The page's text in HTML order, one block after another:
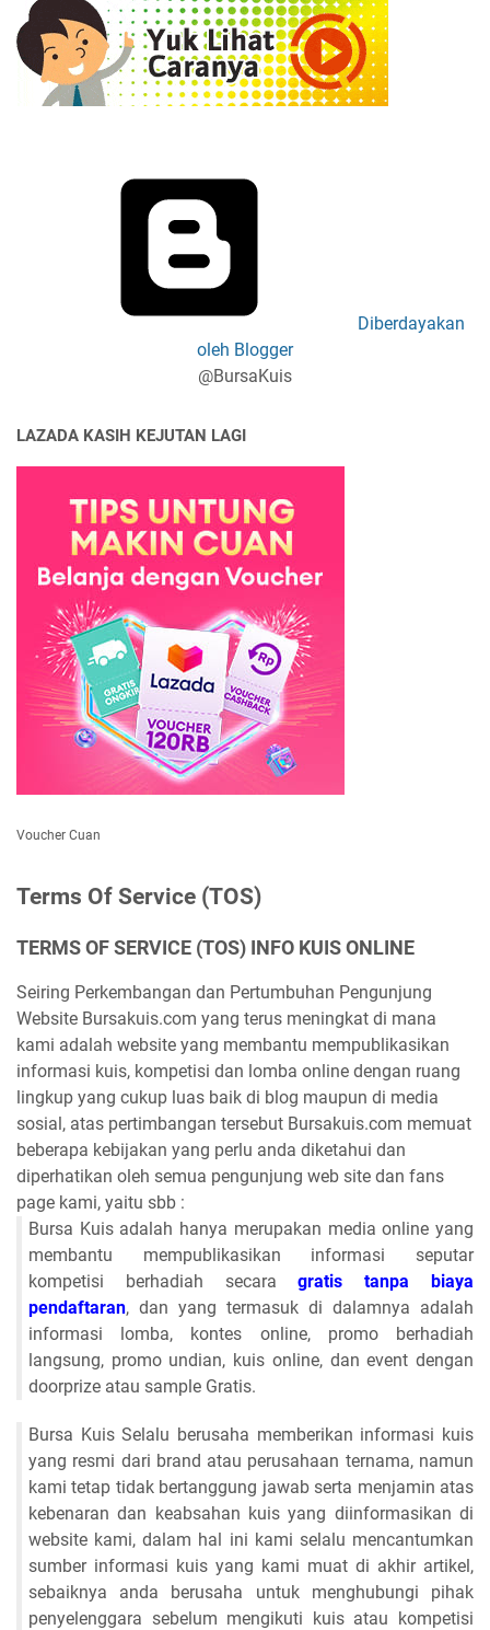
Diberdayakan
oleh Blogger
@BursaKuis
LAZADA KASIH KEJUTAN LAGI
Voucher Cuan
Terms Of Service (TOS)
TERMS OF SERVICE (TOS) INFO KUIS ONLINE
Seiring Perkembangan dan Pertumbuhan Pengunjung
Website Bursakuis.com yang terus meningkat di mana
kami adalah website yang membantu mempublikasikan
informasi kuis, kompetisi dan lomba online dengan ruang
lingkup yang cukup luas baik di blog maupun di media
sosial, atas pertimbangan tersebut Bursakuis.com memuat
beberapa kebijakan yang perlu anda diketahui dan
diperhatikan oleh semua pengunjung web site dan fans
page kami, yaitu sbb :
Bursa Kuis adalah hanya merupakan media online yang
membantu mempublikasikan informasi seputar
kompetisi berhadiah secaragratis tanpa biaya
pendaftaran, dan yang termasuk di dalamnya adalah
informasi lomba, kontes online, promo berhadiah
langsung, promo undian, kuis online, dan event dengan
doorprize atau sample Gratis.
Bursa Kuis Selalu berusaha memberikan informasi kuis
yang resmi dari brand atau perusahaan ternama, namun
kami tetap tidak bertanggung jawab serta menjamin atas
kebenaran dan keabsahan kuis yang diinformasikan di
website kami, dalam hal ini kami selalu mencantumkan
sumber informasi kuis yang kami muat di akhir artikel,
sebaiknya anda berusaha untuk menghubungi pihak
penyelenggara sebelum mengikuti kuis atau kompetisi